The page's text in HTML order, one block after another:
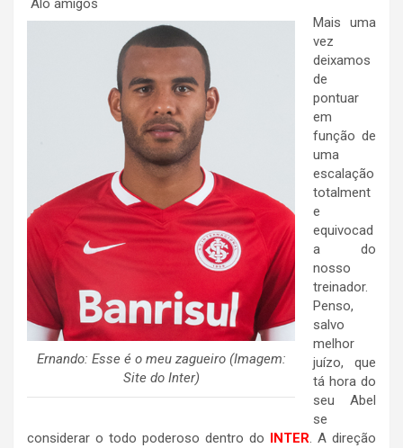
Alô amigos
Ernando: Esse é o meu zagueiro (Imagem:
Site do Inter)
Mais uma
vez
deixamos
de
pontuar
em
função de
uma
escalação
totalment
e
equivocad
a do
nosso
treinador.
Penso,
salvo
melhor
juízo, que
tá hora do
seu Abel
se
considerar o todo poderoso dentro do INTER. A direção